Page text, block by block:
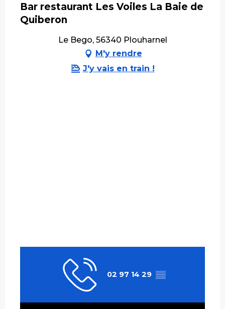
Bar restaurant Les Voiles La Baie de
Quiberon
Le Bego, 56340 Plouharnel
M'y rendre
J'y vais en train !
02 97 14 29 ▒▒